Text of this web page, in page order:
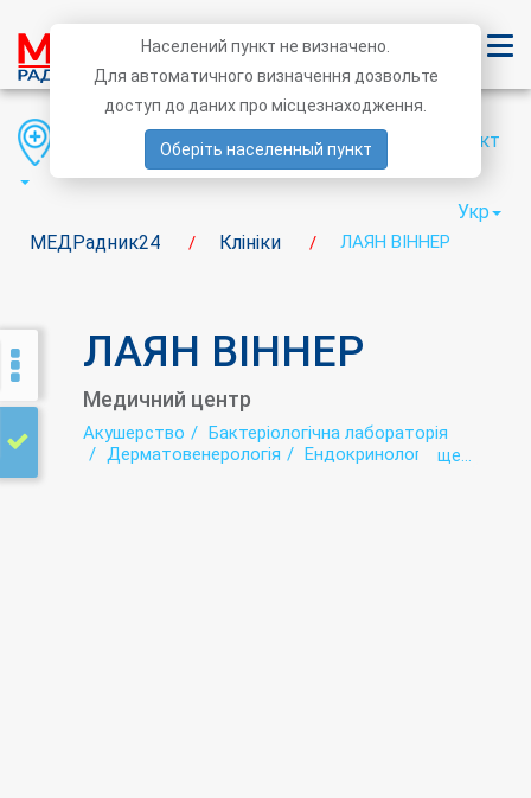
МЕДРадник24 / Клініки / ЛАЯН ВІННЕР
Область Район Населений пункт
Укр
ЛАЯН ВІННЕР
Медичний центр
Акушерство
Бактеріологічна лабораторія
Дерматовенерологія
Ендокринологія
ще...
Населений пункт не визначено.
Для автоматичного визначення дозвольте
доступ до даних про місцезнаходження.
Оберіть населенный пункт